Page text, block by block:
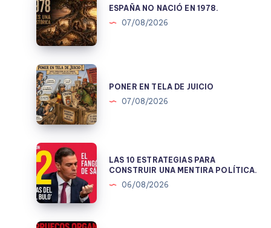
NO
NACIÓ
EN
1978.
ESPAÑA NO NACIÓ EN 1978.
07/08/2026
PONER
EN
TELA
DE
JUICIO
PONER EN TELA DE JUICIO
07/08/2026
LAS
10
ESTRATEGIAS
PARA
CONSTRUIR
UNA
LAS 10 ESTRATEGIAS PARA
CONSTRUIR UNA MENTIRA POLÍTICA.
06/08/2026